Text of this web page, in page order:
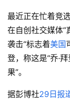
最近正在忙着竞
在自创社交媒体
袭击“标志着美国
登，称这是“乔·
果”。
据彭博社29日报